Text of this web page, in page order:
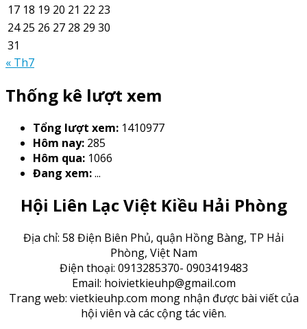
17 18 19 20 21 22 23
24 25 26 27 28 29 30
31
« Th7
Thống kê lượt xem
Tổng lượt xem: 1410977
Hôm nay: 285
Hôm qua: 1066
Đang xem:...
Hội Liên Lạc Việt Kiều Hải Phòng
Địa chỉ: 58 Điện Biên Phủ, quận Hồng Bàng, TP Hải
Phòng, Việt Nam
Điện thoại: 0913285370- 0903419483
Email: hoivietkieuhp@gmail.com
Trang web: vietkieuhp.com mong nhận được bài viết của
hội viên và các cộng tác viên.